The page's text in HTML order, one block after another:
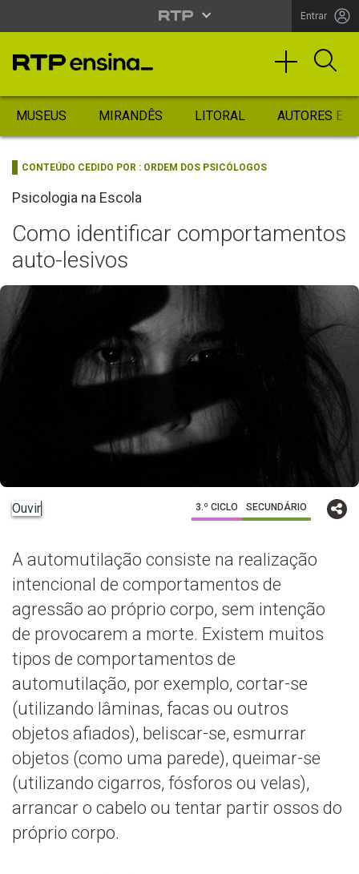
Entrar
MUSEUS MIRANDÊS LITORAL AUTORES
CONTEÚDO CEDIDO POR : ORDEM DOS PSICÓLOGOS
Psicologia na Escola
Como identificar comportamentos
auto-lesivos
Ouvir 3.º CICLO SECUNDÁRIO
A automutilação consiste na realização
intencional de comportamentos de
agressão ao próprio corpo, sem intenção
de provocarem a morte. Existem muitos
tipos de comportamentos de
automutilação, por exemplo, cortar-se
(utilizando lâminas, facas ou outros
objetos afiados), beliscar-se, esmurrar
objetos (como uma parede), queimar-se
(utilizando cigarros, fósforos ou velas),
arrancar o cabelo ou tentar partir ossos do
próprio corpo.